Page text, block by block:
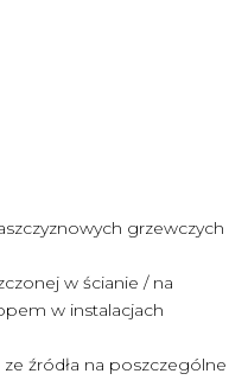
grzewczych
w ścianie / na
w instalacjach
źródła na poszczególne